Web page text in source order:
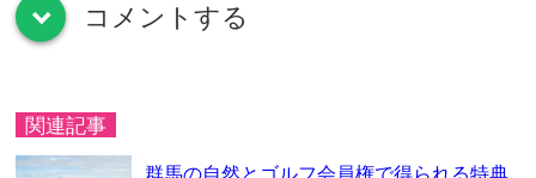
down コメントする
関連記事
群馬の自然とゴルフ会員権で得られる特典